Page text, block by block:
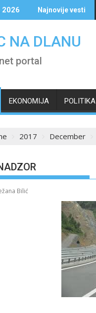
2026 Najnovije vesti
NA DLANU
portal
EKONOMIJA POLITIKA
2017 December
Bilić